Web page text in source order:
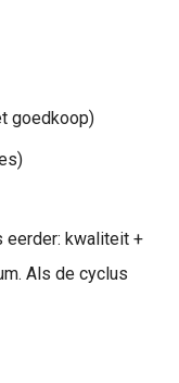
goedkoop)
eerder: kwaliteit +
Als de cyclus